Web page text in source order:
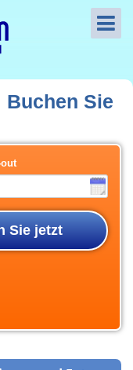
Buchen Sie
Sie jetzt